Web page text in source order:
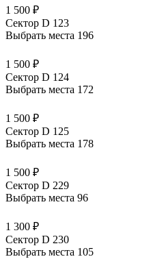
1 500 ₽
Сектор D 123
Выбрать места 196
1 500 ₽
Сектор D 124
Выбрать места 172
1 500 ₽
Сектор D 125
Выбрать места 178
1 500 ₽
Сектор D 229
Выбрать места 96
1 300 ₽
Сектор D 230
Выбрать места 105